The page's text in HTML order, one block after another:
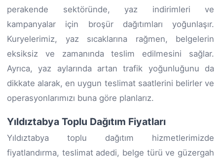
perakende sektöründe, yaz indirimleri ve
kampanyalar için broşür dağıtımları yoğunlaşır.
Kuryelerimiz, yaz sıcaklarına rağmen, belgelerin
eksiksiz ve zamanında teslim edilmesini sağlar.
Ayrıca, yaz aylarında artan trafik yoğunluğunu da
dikkate alarak, en uygun teslimat saatlerini belirler ve
operasyonlarımızı buna göre planlarız.
Yıldıztabya Toplu Dağıtım Fiyatları
Yıldıztabya toplu dağıtım hizmetlerimizde
fiyatlandırma, teslimat adedi, belge türü ve güzergah